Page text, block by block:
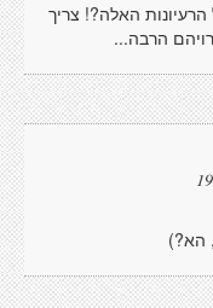
האלה?! צריך
הרבה...
הא?)